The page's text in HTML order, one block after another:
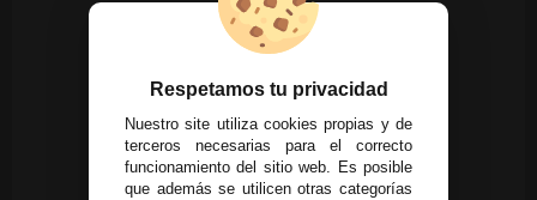
Respetamos tu privacidad
Nuestro site utiliza cookies propias y de
terceros necesarias para el correcto
funcionamiento del sitio web. Es posible
que además se utilicen otras categorías